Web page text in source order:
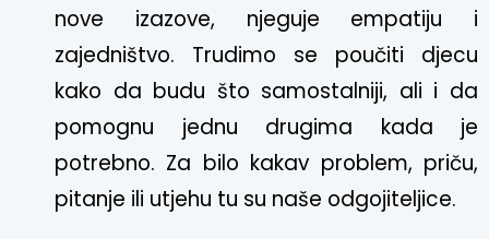
nove izazove, njeguje empatiju i
zajedništvo. Trudimo se poučiti djecu
kako da budu što samostalniji, ali i da
pomognu jednu drugima kada je
potrebno. Za bilo kakav problem, priču,
pitanje ili utjehu tu su naše odgojiteljice.